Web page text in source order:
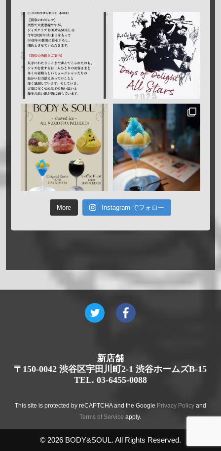
More Instagram でフォロー
新店舗
〒150-0042 渋谷区宇田川町2-1 渋谷ホームズB-15
TEL. 03-6455-0088
This site is protected by reCAPTCHA and the Google Privacy Policyand
Terms of Service apply.
© 2026 BODY&SOUL. All Rights Reserved.